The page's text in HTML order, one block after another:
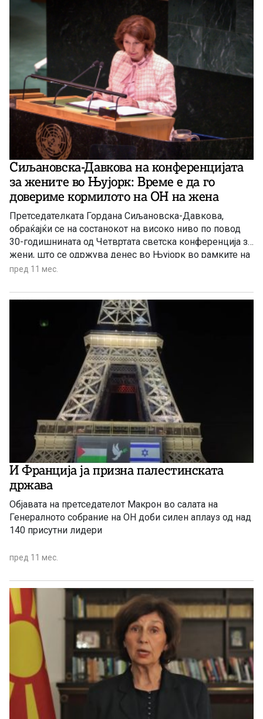
Сиљановска-Давкова на конференцијата
за жените во Њујорк: Време е да го
довериме кормилото на ОН на жена
Претседателката Гордана Сиљановска-Давкова,
обраќајќи се на состанокот на високо ниво по повод
30-годишнината од Четвртата светска конференција за
жени, што се одржува денес во Њујорк во рамките на
80-тото заседание на Генералното собрание на
пред 11 мес.
И Франција ја призна палестинската
држава
Објавата на претседателот Макрон во салата на
Генералното собрание на ОН доби силен аплауз од над
140 присутни лидери
пред 11 мес.